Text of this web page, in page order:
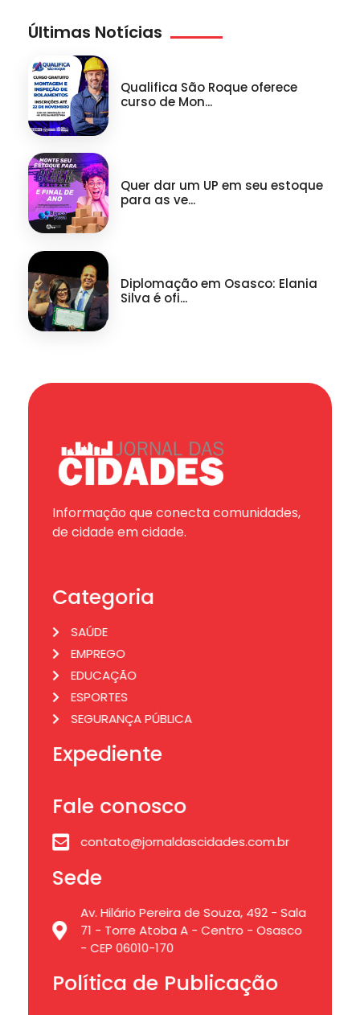
Últimas Notícias
Qualifica São Roque oferece
curso de Mon...
Quer dar um UP em seu estoque
para as ve...
Diplomação em Osasco: Elania
Silva é ofi...
Informação que conecta comunidades,
de cidade em cidade.
Categoria
SAÚDE
EMPREGO
EDUCAÇÃO
ESPORTES
SEGURANÇA PÚBLICA
Expediente
Fale conosco
contato@jornaldascidades.com.br
Sede
Av. Hilário Pereira de Souza, 492 - Sala
71 - Torre Atoba A - Centro - Osasco
- CEP 06010-170
Política de Publicação